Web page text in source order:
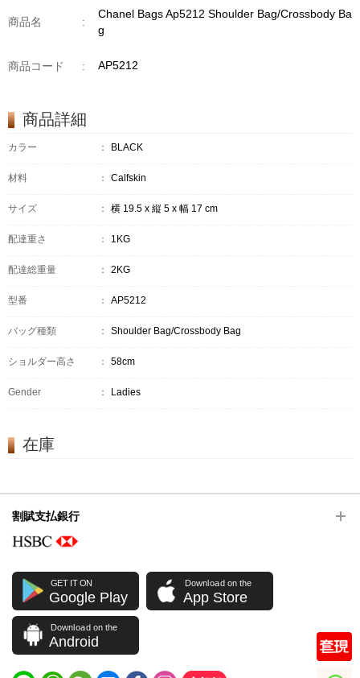
商品名 :
Chanel Bags Ap5212 Shoulder Bag/Crossbody Ba
g
商品コード : AP5212
商品詳細
カラー ： BLACK
材料 ： Calfskin
サイズ ： 横 19.5 x 縦 5 x 幅 17 cm
配達重さ ： 1KG
配達総重量 ： 2KG
型番 ： AP5212
バッグ種類 ： Shoulder Bag/Crossbody Bag
ショルダー高さ ： 58cm
Gender ： Ladies
在庫
割賦支払銀行
GET IT ON
Google Play
Download on the
App Store
Download on the
Android